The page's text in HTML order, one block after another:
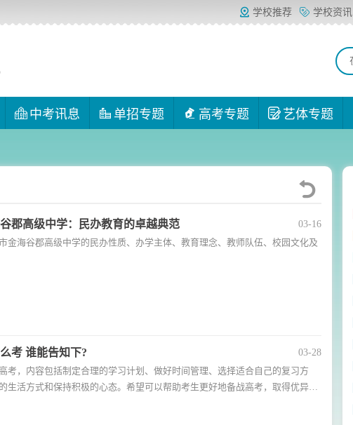
中考讯息 单招专题 高考专题 艺体专题
学校推荐 学校资讯
郡高级中学：民办教育的卓越典范
金海谷郡高级中学的民办性质、办学主体、教育理念、教师队伍、校园文化及
03-16
考 谁能告知下?
考，内容包括制定合理的学习计划、做好时间管理、选择适合自己的复习方
生活方式和保持积极的心态。希望可以帮助考生更好地备战高考，取得优异的
03-28